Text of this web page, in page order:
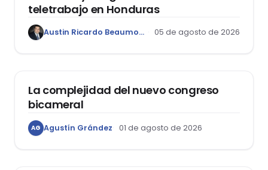
teletrabajo en Honduras
Austin Ricardo Beaumont Rivera 05 de agosto de 2026
La complejidad del nuevo congreso
bicameral
AG Agustín Grández 01 de agosto de 2026